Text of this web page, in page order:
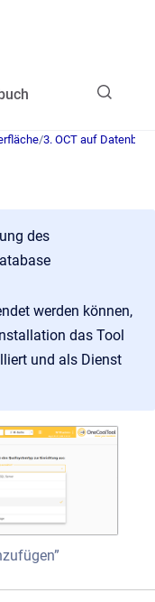
/3. OCT auf
des
werden können,
das Tool
und als Dienst